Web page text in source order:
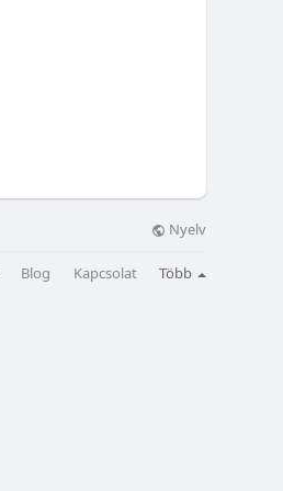
Nyelv
Blog Kapcsolat Több